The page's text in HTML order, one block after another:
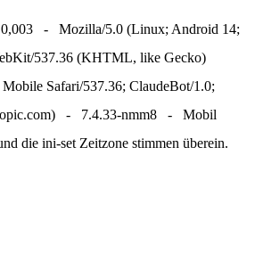
- Mozilla/5.0 (Linux; Android 14;
537.36 (KHTML, like Gecko)
Safari/537.36; ClaudeBot/1.0;
- 7.4.33-nmm8 - Mobil
die ini-set Zeitzone stimmen überein.